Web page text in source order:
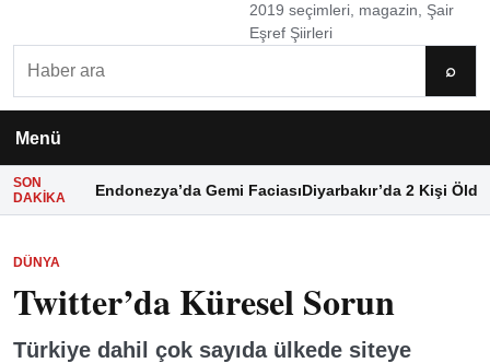
2019 seçimleri, magazin, Şair
Eşref Şiirleri
⌕
Menü
SON
DAKIKA
Endonezya’da Gemi FaciasıDiyarbakır’da 2 Kişi Öldü
DÜNYA
Twitter’da Küresel Sorun
Türkiye dahil çok sayıda ülkede siteye